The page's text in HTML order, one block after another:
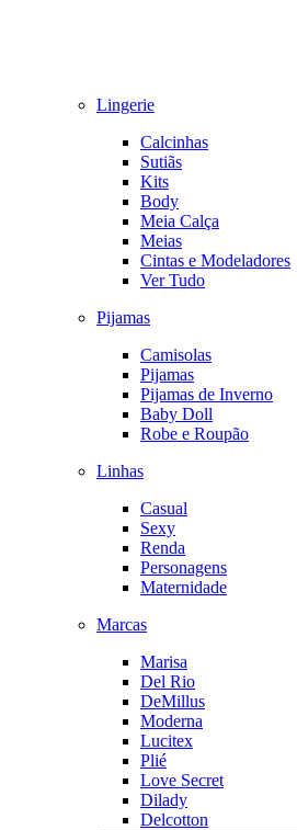
Lingerie
Calcinhas
Sutiãs
Kits
Body
Meia Calça
Meias
Cintas e Modeladores
Ver Tudo
Pijamas
Camisolas
Pijamas
Pijamas de Inverno
Baby Doll
Robe e Roupão
Linhas
Casual
Sexy
Renda
Personagens
Maternidade
Marcas
Marisa
Del Rio
DeMillus
Moderna
Lucitex
Plié
Love Secret
Dilady
Delcotton